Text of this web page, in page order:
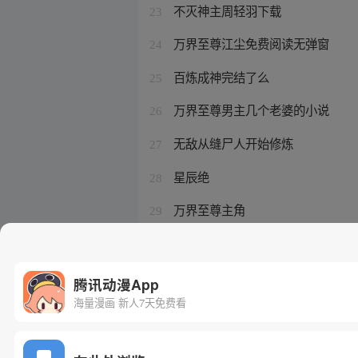
23 不灭神主周轻羽下载
24 万界至尊江尘免费阅读无弹窗
25 百炼成神完结了么
26 万界至尊男主几个老婆的小说
27 无敌从缝尸人开始修炼
28 星辰绝
29 万界至尊主角
腾讯动漫App
海量漫画 新人7天免费看